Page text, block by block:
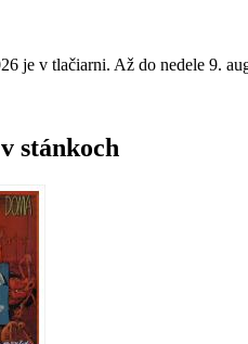
je v tlačiarni. Až do nedele 9.
stánkoch